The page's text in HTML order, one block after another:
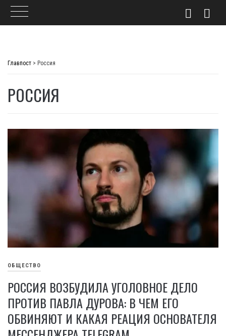
Главпост > Россия
РОССИЯ
ОБЩЕСТВО
РОССИЯ ВОЗБУДИЛА УГОЛОВНОЕ ДЕЛО
ПРОТИВ ПАВЛА ДУРОВА: В ЧЕМ ЕГО
ОБВИНЯЮТ И КАКАЯ РЕАЦИЯ ОСНОВАТЕЛЯ